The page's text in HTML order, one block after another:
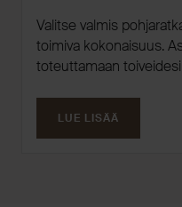
Valitse valmis
toimiva kokonaisuus.
toteuttamaan
LUE LISÄÄ